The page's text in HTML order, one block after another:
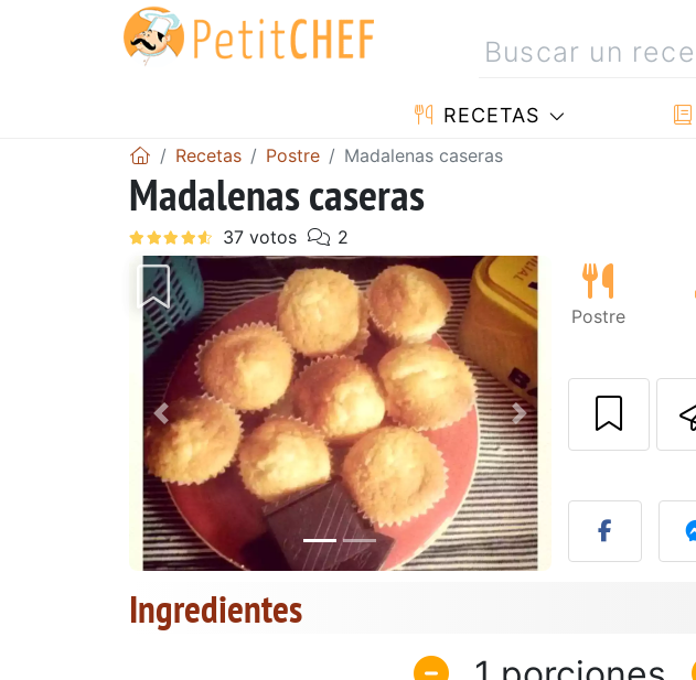
RECETAS
Recetas Postre Madalenas caseras
Madalenas caseras
Anterior Siguiente
Postre
Ingredientes